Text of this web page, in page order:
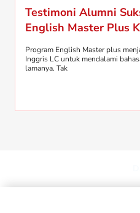
Testimoni Alumni
English Master Plus
Program English Master plus
Inggris LC untuk mendalami
lamanya. Tak